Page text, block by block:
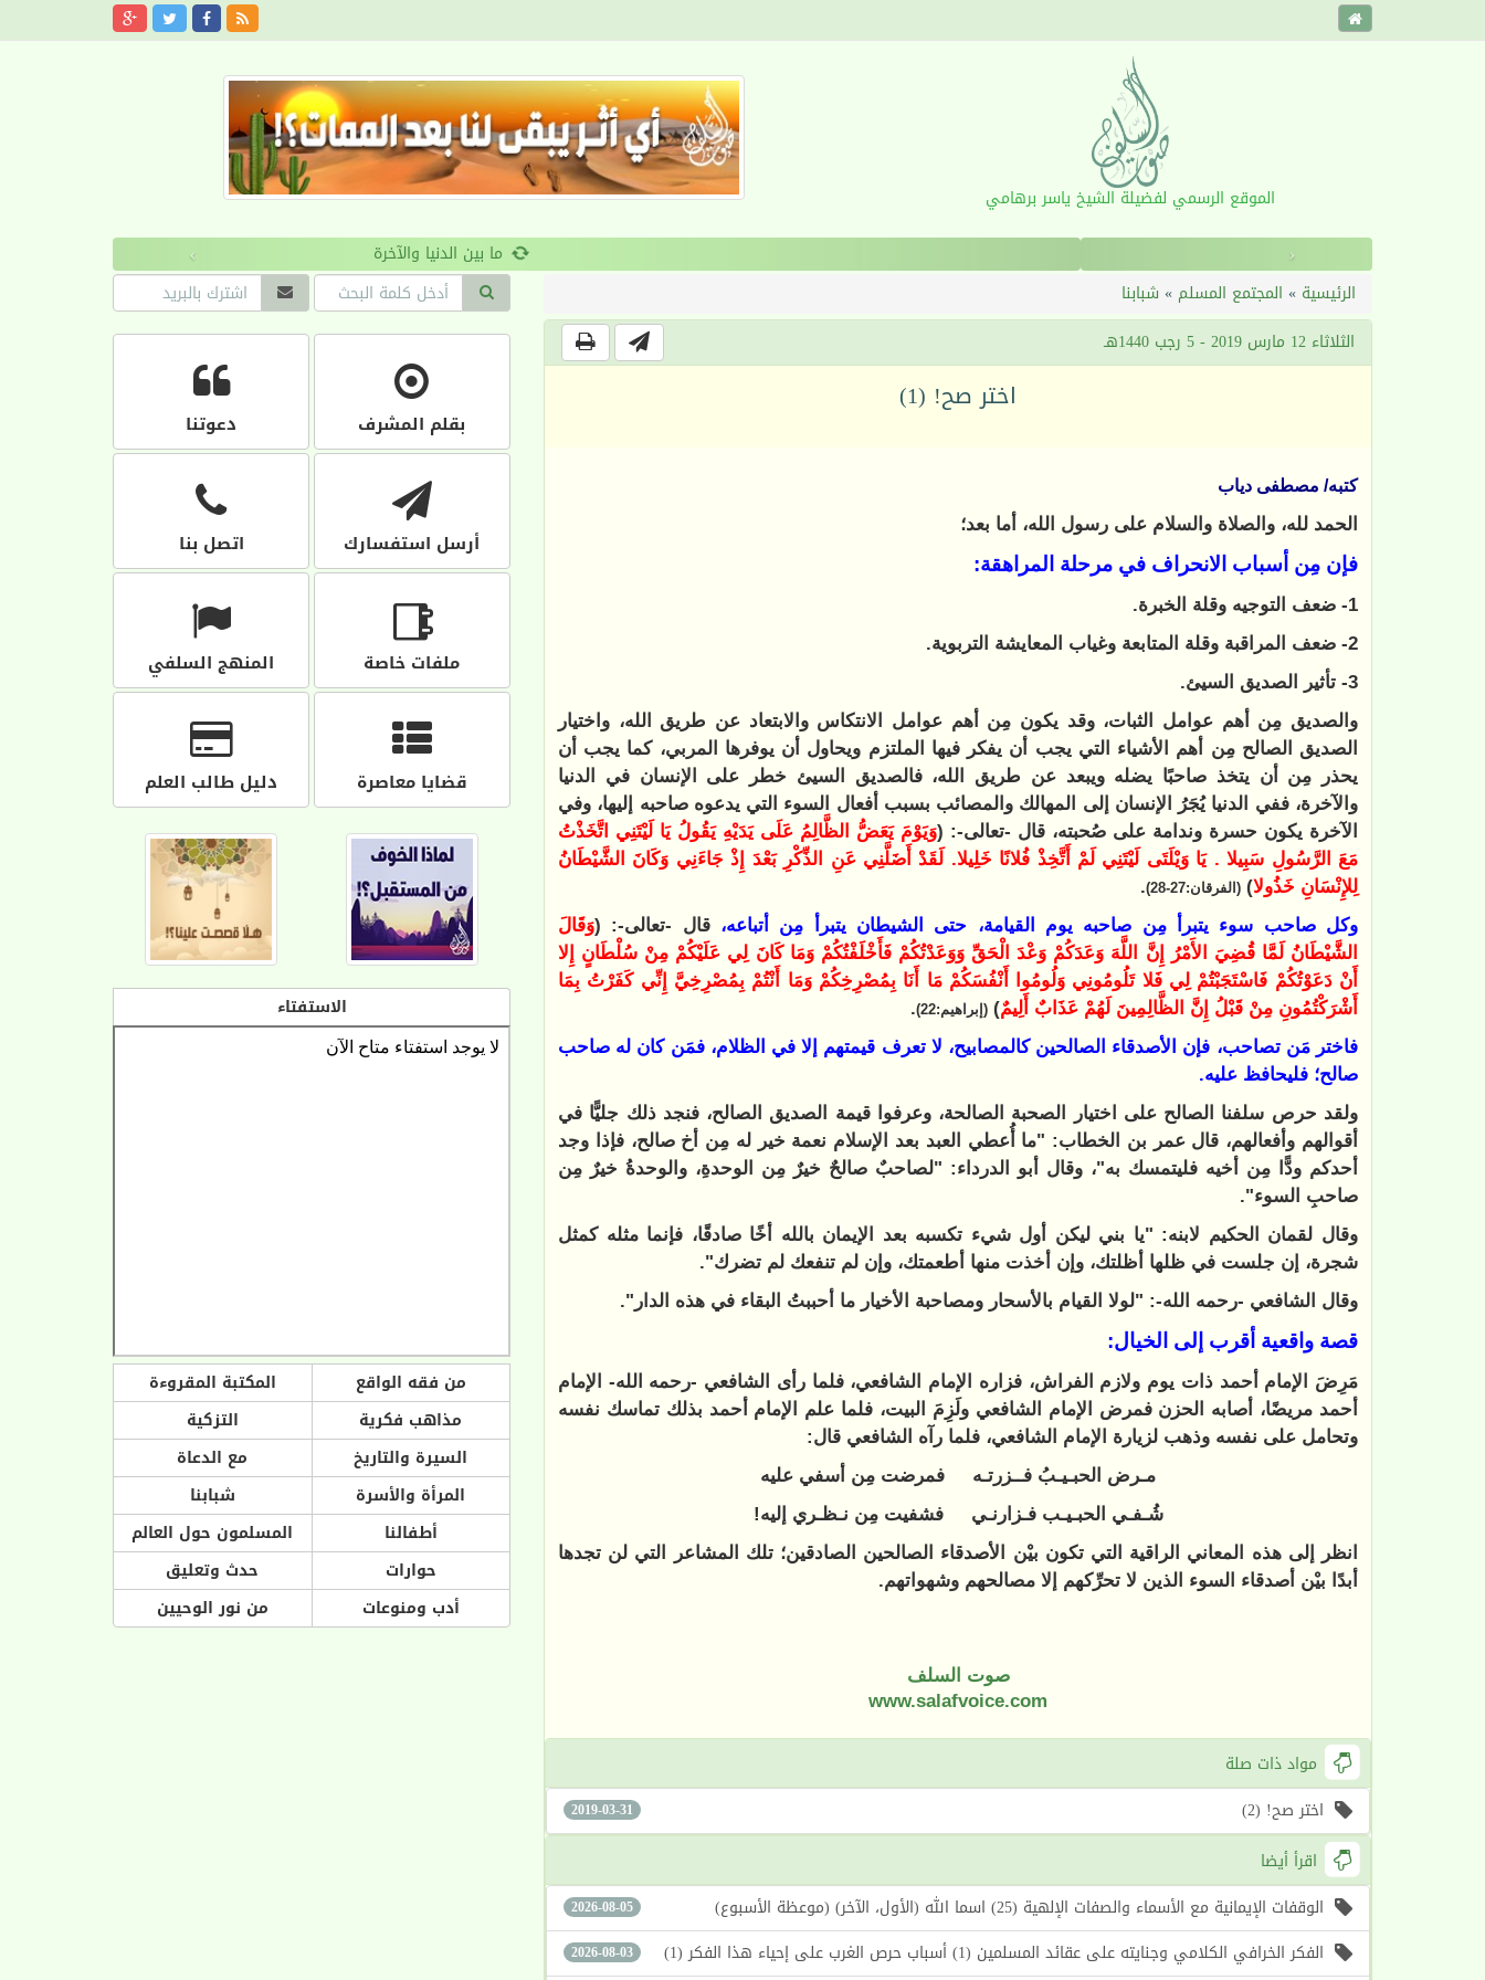
الموقع الرسمي لفضيلة الشيخ ياسر برهامي
‹
›
الرئيسية » المجتمع المسلم » شبابنا
الثلاثاء 12 مارس 2019 - 5 رجب 1440هـ
اختر صح! (1)
كتبه/ مصطفى دياب
الحمد لله، والصلاة والسلام على رسول الله، أما بعد؛
فإن مِن أسباب الانحراف في مرحلة المراهقة:
1- ضعف التوجيه وقلة الخبرة.
2- ضعف المراقبة وقلة المتابعة وغياب المعايشة التربوية.
3- تأثير الصديق السيئ.
والصديق مِن أهم عوامل الثبات، وقد يكون مِن أهم عوامل الانتكاس والابتعاد عن طريق الله، واختيار
الصديق الصالح مِن أهم الأشياء التي يجب أن يفكر فيها الملتزم ويحاول أن يوفرها المربي، كما يجب أن
يحذر مِن أن يتخذ صاحبًا يضله ويبعد عن طريق الله، فالصديق السيئ خطر على الإنسان في الدنيا
والآخرة، ففي الدنيا يُجَرُ الإنسان إلى المهالك والمصائب بسبب أفعال السوء التي يدعوه صاحبه إليها، وفي
الآخرة يكون حسرة وندامة على صُحبته، قال -تعالى-: (وَيَوْمَ يَعَضُّ الظَّالِمُ عَلَى يَدَيْهِ يَقُولُ يَا لَيْتَنِي اتَّخَذْتُ
مَعَ الرَّسُولِ سَبِيلا . يَا وَيْلَتَى لَيْتَنِي لَمْ أَتَّخِذْ فُلانًا خَلِيلا. لَقَدْ أَضَلَّنِي عَنِ الذِّكْرِ بَعْدَ إِذْ جَاءَنِي وَكَانَ الشَّيْطَانُ
لِلإِنْسَانِ خَذُولا) (الفرقان:27-28)
.
وكل صاحب سوء يتبرأ مِن صاحبه يوم القيامة، حتى الشيطان يتبرأ مِن أتباعه، قال -تعالى-: (وَقَالَ
الشَّيْطَانُ لَمَّا قُضِيَ الأَمْرُ إِنَّ اللَّهَ وَعَدَكُمْ وَعْدَ الْحَقِّ وَوَعَدْتُكُمْ فَأَخْلَفْتُكُمْ وَمَا كَانَ لِي عَلَيْكُمْ مِنْ سُلْطَانٍ إِلا
أَنْ دَعَوْتُكُمْ فَاسْتَجَبْتُمْ لِي فَلا تَلُومُونِي وَلُومُوا أَنْفُسَكُمْ مَا أَنَا بِمُصْرِخِكُمْ وَمَا أَنْتُمْ بِمُصْرِخِيَّ إِنِّي كَفَرْتُ بِمَا
أَشْرَكْتُمُونِ مِنْ قَبْلُ إِنَّ الظَّالِمِينَ لَهُمْ عَذَابٌ أَلِيمٌ) (إبراهيم:22)
.
فاختر مَن تصاحب، فإن الأصدقاء الصالحين كالمصابيح، لا تعرف قيمتهم إلا في الظلام، فمَن كان له صاحب
صالح؛ فليحافظ عليه.
ولقد حرص سلفنا الصالح على اختيار الصحبة الصالحة، وعرفوا قيمة الصديق الصالح، فنجد ذلك جليًّا في
أقوالهم وأفعالهم، قال عمر بن الخطاب: "ما أُعطي العبد بعد الإسلام نعمة خير له مِن أخ صالح، فإذا وجد
أحدكم ودًّا مِن أخيه فليتمسك به"، وقال أبو الدرداء: "لصاحبٌ صالحٌ خيرٌ مِن الوحدةِ، والوحدةُ خيرٌ مِن
صاحبِ السوء".
وقال لقمان الحكيم لابنه: "يا بني ليكن أول شيء تكسبه بعد الإيمان بالله أخًا صادقًا، فإنما مثله كمثل
شجرة، إن جلست في ظلها أظلتك، وإن أخذت منها أطعمتك، وإن لم تنفعك لم تضرك".
وقال الشافعي -رحمه الله-: "لولا القيام بالأسحار ومصاحبة الأخيار ما أحببتُ البقاء في هذه الدار".
قصة واقعية أقرب إلى الخيال:
مَرِضَ الإمام أحمد ذات يوم ولازم الفراش، فزاره الإمام الشافعي، فلما رأى الشافعي -رحمه الله- الإمام
أحمد مريضًا، أصابه الحزن فمرض الإمام الشافعي ولَزِمَ البيت، فلما علم الإمام أحمد بذلك تماسك نفسه
وتحامل على نفسه وذهب لزيارة الإمام الشافعي، فلما رآه الشافعي قال:
مـرض الحبـيـبُ فــزرتـه فمرضت مِن أسفي عليه
شُـفـي الحبـيـب فـزارنـي فشفيت مِن نـظـري إليه!
انظر إلى هذه المعاني الراقية التي تكون بيْن الأصدقاء الصالحين الصادقين؛ تلك المشاعر التي لن تجدها
أبدًا بيْن أصدقاء السوء الذين لا تحرِّكهم إلا مصالحهم وشهواتهم.
صوت السلف
www.salafvoice.com
مواد ذات صلة
2019-03-31
اختر صح! (2)
اقرأ أيضا
2026-08-05 الوقفات الإيمانية مع الأسماء والصفات الإلهية (25) اسما الله (الأول، الآخر) (موعظة الأسبوع)
2026-08-03 الفكر الخرافي الكلامي وجنايته على عقائد المسلمين (1) أسباب حرص الغرب على إحياء هذا الفكر (1)
بقلم المشرف دعوتنا
أرسل استفسارك اتصل بنا
ملفات خاصة المنهج السلفي
قضايا معاصرة دليل طالب العلم
الاستفتاء
من فقه الواقع
المكتبة المقروءة
مذاهب فكرية
التزكية
السيرة والتاريخ
مع الدعاة
المرأة والأسرة
شبابنا
أطفالنا
المسلمون حول العالم
حوارات
حدث وتعليق
أدب ومنوعات
من نور الوحيين